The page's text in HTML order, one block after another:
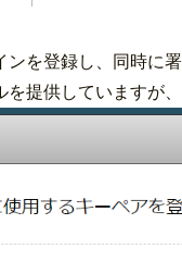
を登録し、同時に
提供していますが